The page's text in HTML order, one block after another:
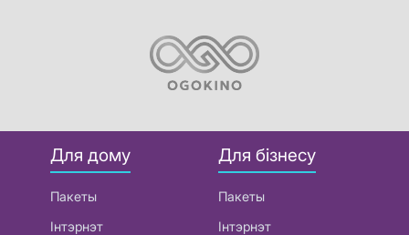
Для дому
Пакеты
Інтэрнэт
Для бізнесу
Пакеты
Інтэрнэт